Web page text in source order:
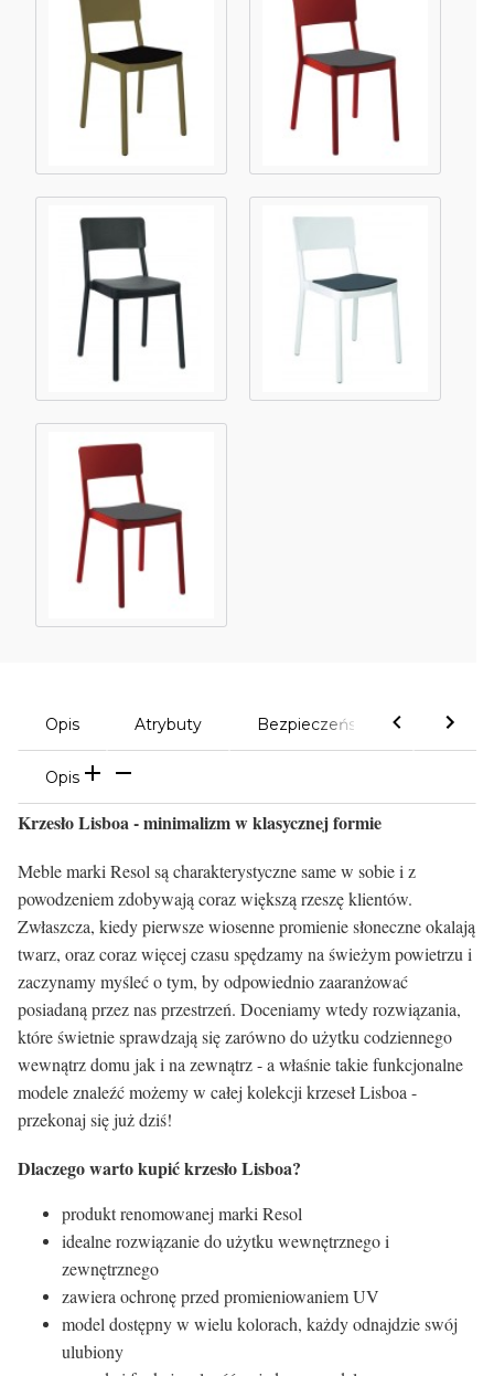
Opis Atrybuty Bezpieczeństwo
Opis
Krzesło Lisboa - minimalizm w klasycznej formie
Meble marki Resol są charakterystyczne same w sobie i z
powodzeniem zdobywają coraz większą rzeszę klientów.
Zwłaszcza, kiedy pierwsze wiosenne promienie słoneczne okalają
twarz, oraz coraz więcej czasu spędzamy na świeżym powietrzu i
zaczynamy myśleć o tym, by odpowiednio zaaranżować
posiadaną przez nas przestrzeń. Doceniamy wtedy rozwiązania,
które świetnie sprawdzają się zarówno do użytku codziennego
wewnątrz domu jak i na zewnątrz - a właśnie takie funkcjonalne
modele znaleźć możemy w całej kolekcji krzeseł Lisboa -
przekonaj się już dziś!
Dlaczego warto kupić krzesło Lisboa?
produkt renomowanej marki Resol
idealne rozwiązanie do użytku wewnętrznego i
zewnętrznego
zawiera ochronę przed promieniowaniem UV
model dostępny w wielu kolorach, każdy odnajdzie swój
ulubiony